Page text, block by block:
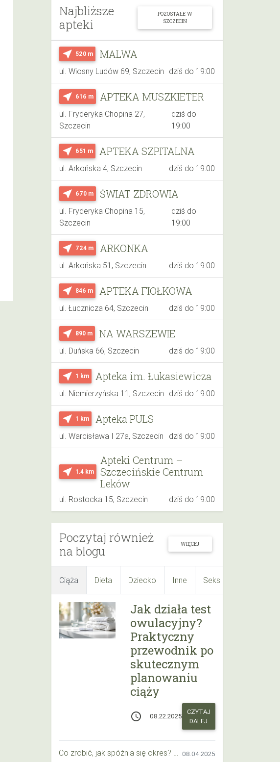
Najbliższe
apteki
POZOSTAŁE W
SZCZECIN
near_me 520 m MALWA
ul. Wiosny Ludów 69, Szczecin dziś do 19:00
near_me 616 m APTEKA MUSZKIETER
ul. Fryderyka Chopina 27,
Szczecin
dziś do
19:00
near_me 651 m APTEKA SZPITALNA
ul. Arkońska 4, Szczecin dziś do 19:00
near_me 670 m ŚWIAT ZDROWIA
ul. Fryderyka Chopina 15,
Szczecin
dziś do
19:00
near_me 724 m ARKONKA
ul. Arkońska 51, Szczecin dziś do 19:00
near_me 846 m APTEKA FIOŁKOWA
ul. Łucznicza 64, Szczecin dziś do 19:00
near_me 890 m NA WARSZEWIE
ul. Duńska 66, Szczecin dziś do 19:00
near_me 1 km Apteka im. Łukasiewicza
ul. Niemierzyńska 11, Szczecin dziś do 19:00
near_me 1 km Apteka PULS
ul. Warcisława I 27a, Szczecin dziś do 19:00
near_me 1.4 km
Apteki Centrum –
Szczecińskie Centrum
Leków
ul. Rostocka 15, Szczecin dziś do 19:00
Poczytaj również
na blogu
WIĘCEJ
Ciąża Dieta Dziecko Inne Seks
Jak działa test
owulacyjny?
Praktyczny
przewodnik po
skutecznym
planowaniu
ciąży
access_time 08.22.2025
CZYTAJ
DALEJ
08.04.2025